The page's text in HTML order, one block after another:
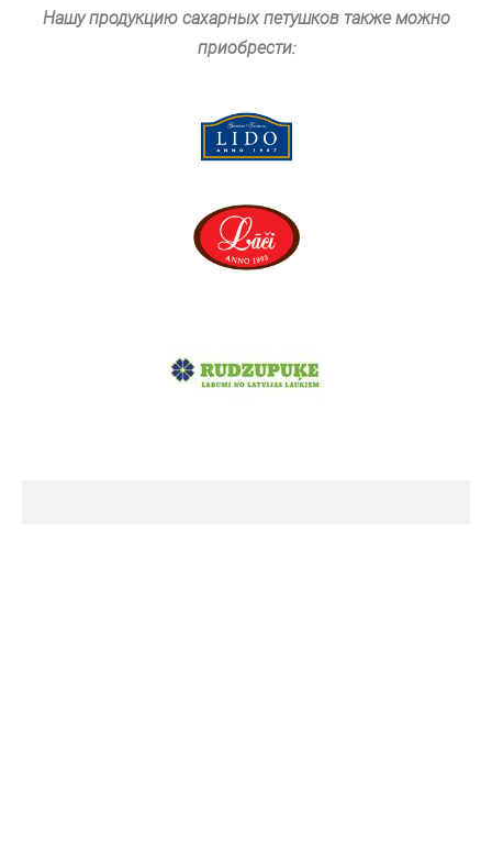
Нашу продукцию сахарных петушков также можно
приобрести: